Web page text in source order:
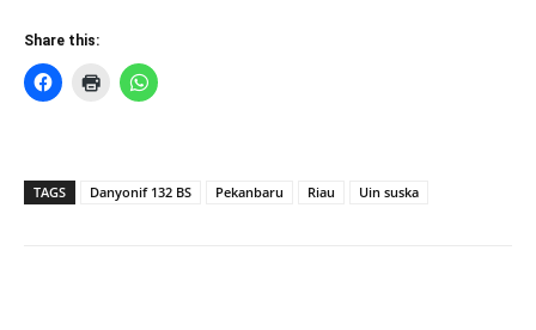
Share this:
TAGS Danyonif 132 BS Pekanbaru Riau Uin suska